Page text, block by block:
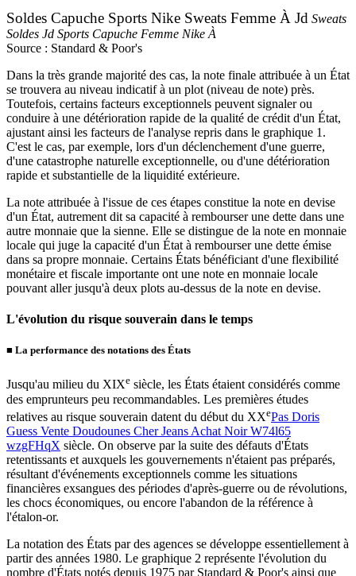
Soldes Capuche Sports Nike Sweats Femme À Jd Sweats
Soldes Jd Sports Capuche Femme Nike À
Source : Standard & Poor's
Dans la très grande majorité des cas, la note finale attribuée à un État
se trouvera au niveau indicatif à un plot (niveau de note) près.
Toutefois, certains facteurs exceptionnels peuvent signaler ou
conduire à une détérioration rapide de la qualité de crédit d'un État,
ajustant ainsi les facteurs de l'analyse repris dans le graphique 1.
C'est le cas, par exemple, lors d'un déclenchement d'une guerre,
d'une catastrophe naturelle exceptionnelle, ou d'une détérioration
rapide et substantielle de la liquidité extérieure.
La note attribuée à l'issue de ces étapes constitue la note en devise
d'un État, autrement dit sa capacité à rembourser une dette dans une
autre monnaie que la sienne. Elle se distingue de la note en monnaie
locale qui juge la capacité d'un État à rembourser une dette émise
dans sa propre monnaie. Certains États bénéficiant d'une flexibilité
monétaire et fiscale importante ont une note en monnaie locale
pouvant aller jusqu'à deux plots au-dessus de la note en devise.
L'évolution du risque souverain dans le temps
■ La performance des notations des États
Jusqu'au milieu du XIXe siècle, les États étaient considérés comme
des emprunteurs peu recommandables. Les premières études
relatives au risque souverain datent du début du XXePas Doris
Guess Vente Doudounes Cher Jeans Achat Noir W74l65
wzgFHqX siècle. On observe par la suite des défauts d'États
retentissants et auxquels les gouvernements n'étaient pas préparés,
résultant d'événements exceptionnels comme les situations
financières exsangues des périodes d'après-guerre ou de révolutions,
les chocs économiques, ou encore l'abandon de la référence à
l'étalon-or.
La notation des États par des agences se développe essentiellement à
partir des années 1980. Le graphique 2 représente l'évolution du
nombre d'États notés depuis 1975 par Standard & Poor's ainsi que